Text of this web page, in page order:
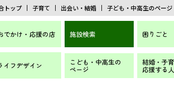
トップ 子育て 出会い・結婚 子ども・中高生のページ
でかけ・応援の店 施設検索 困りごと
イフデザイン こども・中高生の
ページ
結婚・子
応援する